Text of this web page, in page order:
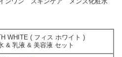
WHITE ( フィス ホワイト )
& 乳液 & 美容液 セット